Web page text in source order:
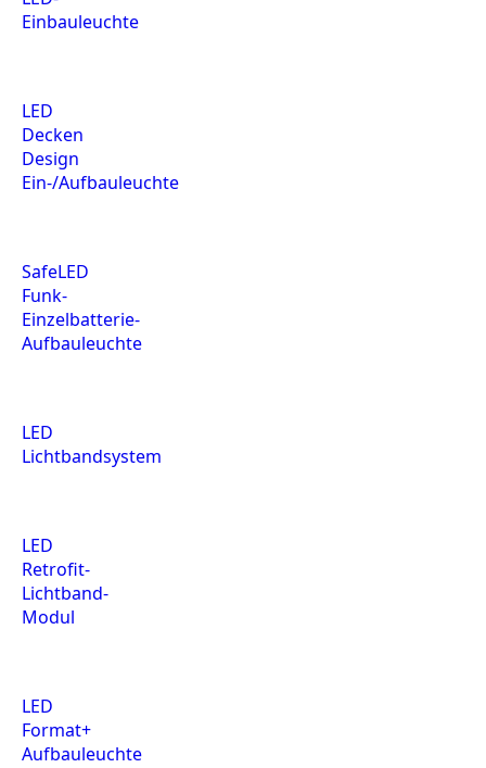
Einbauleuchte
LED
Decken
Design
Ein-/Aufbauleuchte
SafeLED
Funk-
Einzelbatterie-
Aufbauleuchte
LED
Lichtbandsystem
LED
Retrofit-
Lichtband-
Modul
LED
Format+
Aufbauleuchte